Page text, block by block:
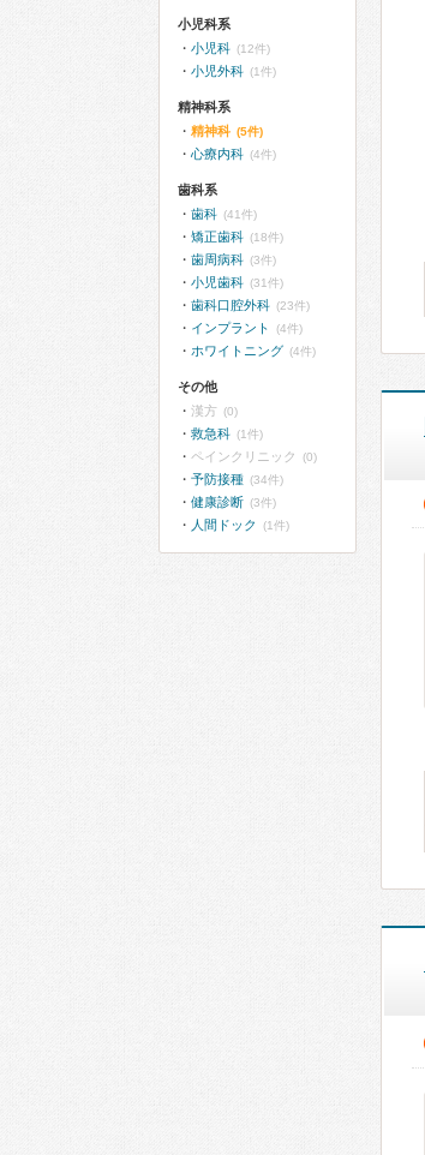
小児科系
小児科 (12件)
小児外科 (1件)
精神科系
精神科 (5件)
心療内科 (4件)
歯科系
歯科 (41件)
矯正歯科 (18件)
歯周病科 (3件)
小児歯科 (31件)
歯科口腔外科 (23件)
インプラント (4件)
ホワイトニング (4件)
その他
漢方 (0)
救急科 (1件)
ペインクリニック (0)
予防接種 (34件)
健康診断 (3件)
人間ドック (1件)